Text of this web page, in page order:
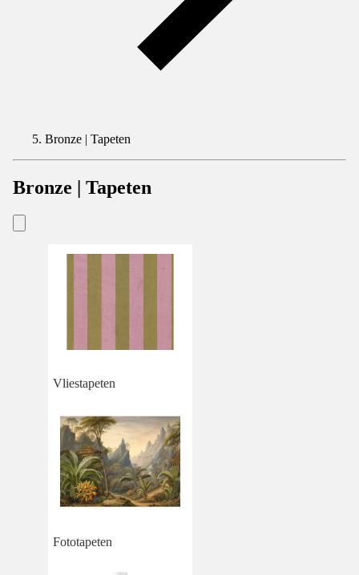
Bronze | Tapeten
Bronze | Tapeten
Vliestapeten
Fototapeten